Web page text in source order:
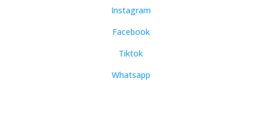
Instagram
Facebook
Tiktok
Whatsapp